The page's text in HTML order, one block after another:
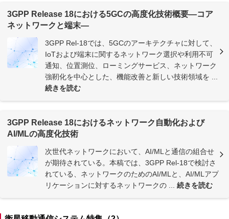
3GPP Release 18における5GCの高度化技術概要―コア
ネットワークと端末―
3GPP Rel-18では、5GCのアーキテクチャに対して、
IoTおよび端末に関するネットワーク選択や利用不可
通知、位置測位、ローミングサービス、ネットワーク
強靭化を中心とした、機能改善と新しい技術領域を ...
続きを読む
3GPP Release 18におけるネットワーク自動化および
AI/MLの高度化技術
次世代ネットワークにおいて、AI/MLと通信の組合せ
が期待されている。本稿では、3GPP Rel-18で検討さ
れている、ネットワークのためのAI/MLと、AI/MLアプ
リケーションに対するネットワークの ... 続きを読む